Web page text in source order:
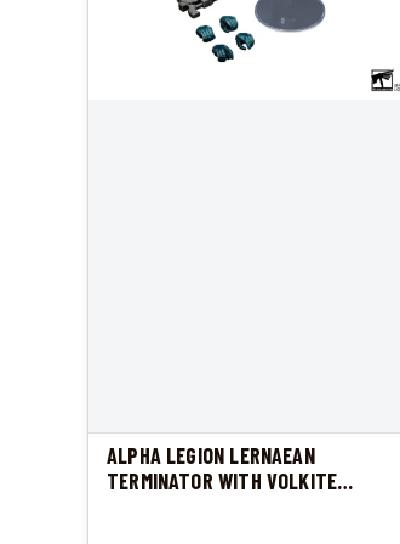
ALPHA LEGION LERNAEAN
TERMINATOR WITH VOLKITE